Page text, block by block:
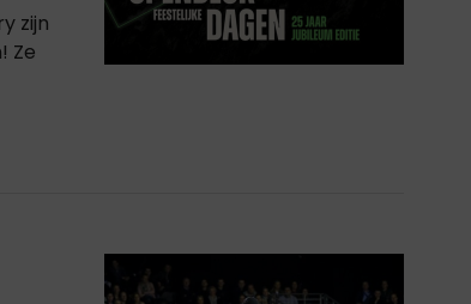
zijn
Ze